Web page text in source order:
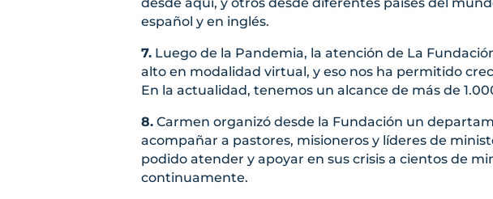
español y en inglés.
7. Luego de la Pandemia, la atención de La
alto en modalidad virtual, y eso nos ha permitido
En la actualidad, tenemos un alcance de más de
8. Carmen organizó desde la Fundación un
acompañar a pastores, misioneros y líderes de
podido atender y apoyar en sus crisis a cientos de
continuamente.